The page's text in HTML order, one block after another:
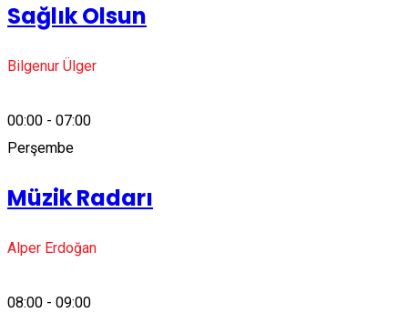
Sağlık Olsun
Bilgenur Ülger
00:00 - 07:00
Perşembe
Müzik Radarı
Alper Erdoğan
08:00 - 09:00